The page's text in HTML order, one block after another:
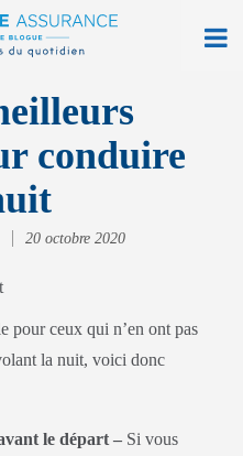
conduire
20 octobre 2020
pour ceux qui n’en ont pas
la nuit, voici donc
le départ – Si vous